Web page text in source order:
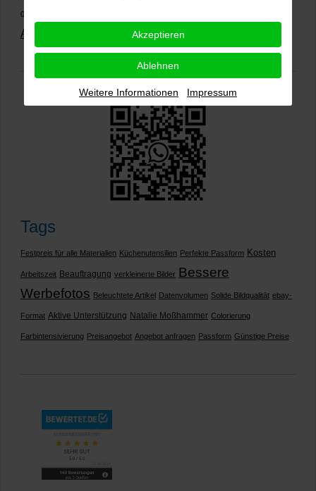
02.01.2026)
Alle Rezensionen ansehen|Bewertung abgeben
Tags
Festpreis für alle Materialien Küchenutensilien Perfekte Passform Kosten
Arbeitszeit Beauftragung verkleinerte Bilder Bessere
Werbefotos Beleuchtete Artikel Datenvolumen Solide Bildqualität ebay-
Format Aktive Unterstützung Natalie Moßhammer Colorierung
Farbintensivierung Preisangebot Angebot anfragen Passform Günstige Preise
Akzeptieren
Ablehnen
Weitere Informationen Impressum